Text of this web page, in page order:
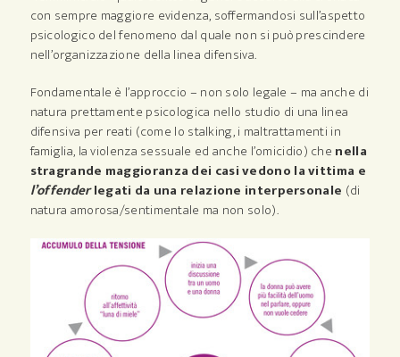
con sempre maggiore evidenza, soffermandosi sull’aspetto
psicologico del fenomeno dal quale non si può prescindere
nell’organizzazione della linea difensiva.
Fondamentale è l’approccio – non solo legale – ma anche di
natura prettamente psicologica nello studio di una linea
difensiva per reati (come lo stalking, i maltrattamenti in
famiglia, la violenza sessuale ed anche l’omicidio) che nella
stragrande maggioranza dei casi vedono la vittima e
l’offenderlegati da una relazione interpersonale (di
natura amorosa/sentimentale ma non solo).